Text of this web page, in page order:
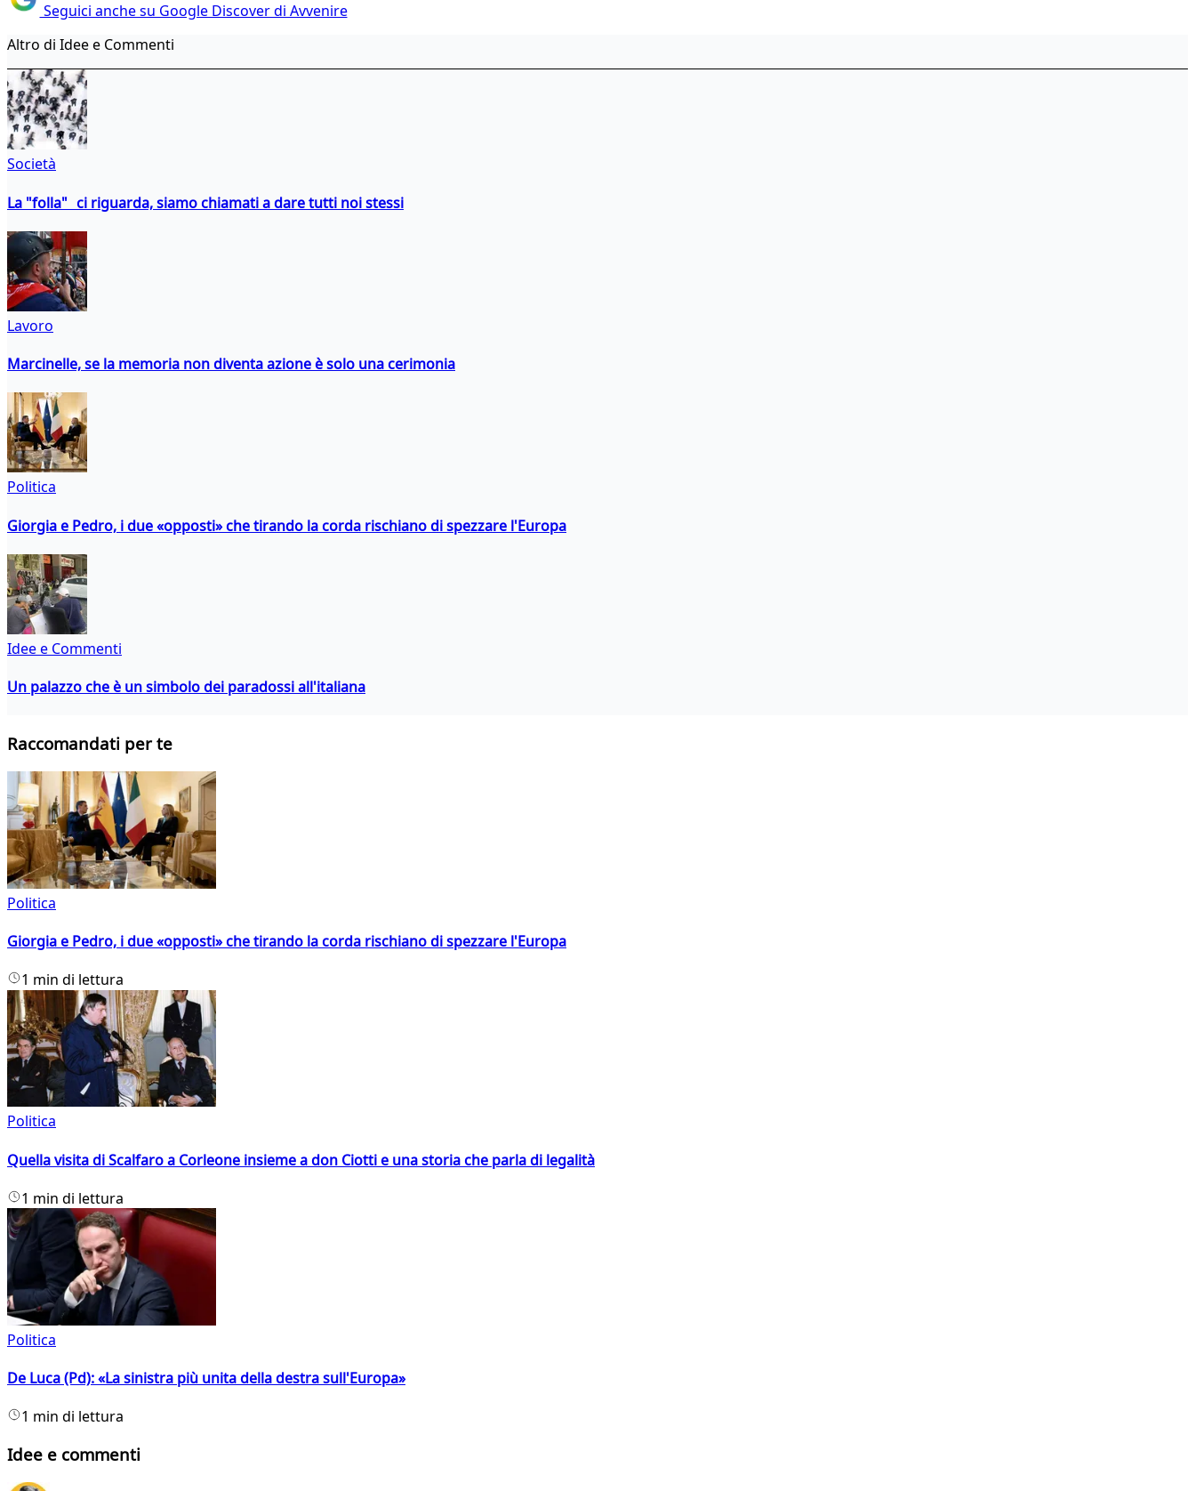
Seguici anche su Google Discover di Avvenire
Altro di Idee e Commenti
Società
La "folla" ci riguarda, siamo chiamati a dare tutti noi stessi
Lavoro
Marcinelle, se la memoria non diventa azione è solo una cerimonia
Politica
Giorgia e Pedro, i due «opposti» che tirando la corda rischiano di spezzare l'Europa
Idee e Commenti
Un palazzo che è un simbolo dei paradossi all'italiana
Raccomandati per te
Politica
Giorgia e Pedro, i due «opposti» che tirando la corda rischiano di spezzare l'Europa
1 min di lettura
Politica
Quella visita di Scalfaro a Corleone insieme a don Ciotti e una storia che parla di legalità
1 min di lettura
Politica
De Luca (Pd): «La sinistra più unita della destra sull'Europa»
1 min di lettura
Idee e commenti